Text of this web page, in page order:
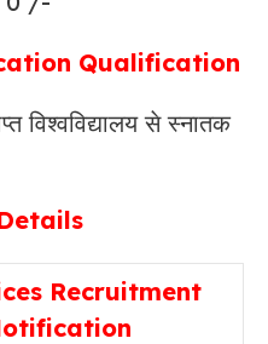
Qualification
विश्वविद्यालय से स्नातक
Details
Recruitment